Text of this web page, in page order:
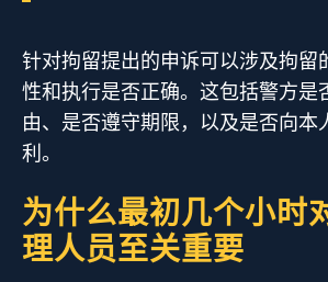
针对拘留提出的申诉可以涉及拘留
性和执行是否正确。这包括警方是
由、是否遵守期限，以及是否向本
利。
为什么最初几个小时
理人员至关重要